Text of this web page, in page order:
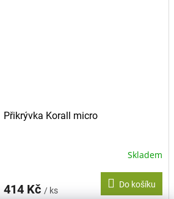
Přikrývka Korall micro
Skladem
414 Kč / ks
Do košíku